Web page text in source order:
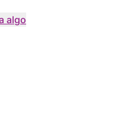
algo